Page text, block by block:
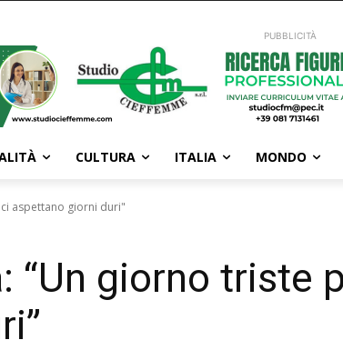
PUBBLICITÀ
CULTURA ITALIA MONDO
aspettano giorni duri"
“Un giorno triste